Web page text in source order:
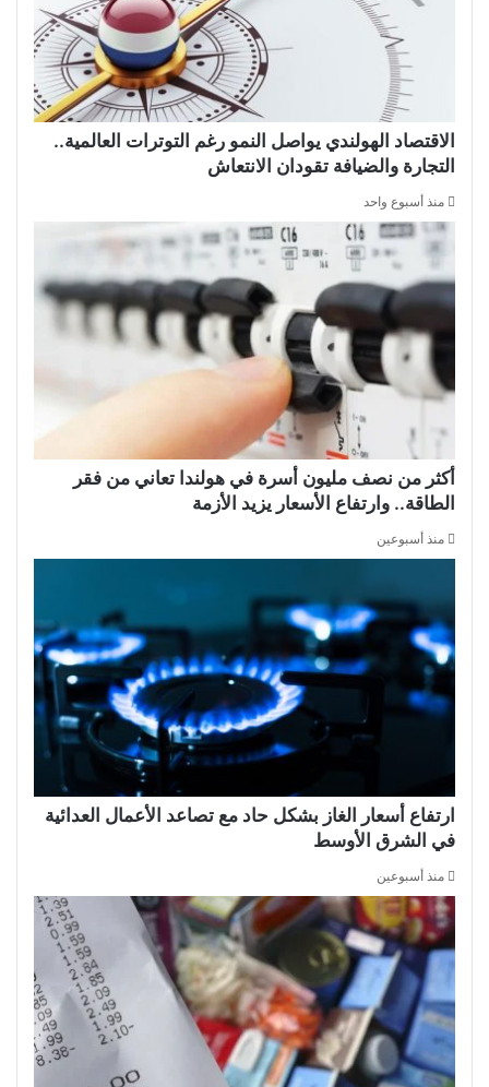
الاقتصاد الهولندي يواصل النمو رغم التوترات العالمية..
التجارة والضيافة تقودان الانتعاش
منذ أسبوع واحد
أكثر من نصف مليون أسرة في هولندا تعاني من فقر
الطاقة.. وارتفاع الأسعار يزيد الأزمة
منذ أسبوعين
ارتفاع أسعار الغاز بشكل حاد مع تصاعد الأعمال العدائية
في الشرق الأوسط
منذ أسبوعين